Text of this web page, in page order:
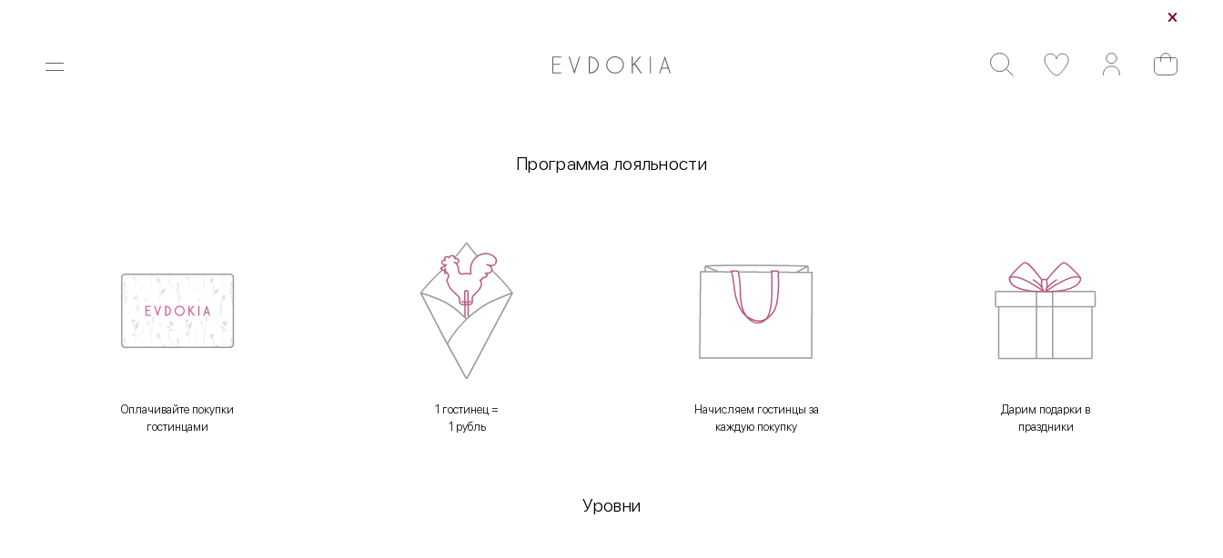
Программа лояльности
Оплачивайте покупки
гостинцами
1 гостинец =
1 рубль
Начисляем гостинцы за
каждую покупку
Дарим подарки в
праздники
Уровни